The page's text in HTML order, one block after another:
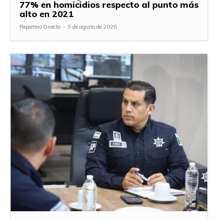
77% en homicidios respecto al punto más
alto en 2021
Reportero Directo - 5 de agosto de 2026